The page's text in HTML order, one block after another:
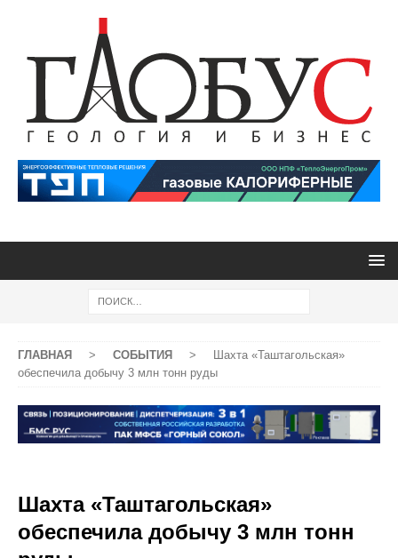
ГЛАВНАЯ > СОБЫТИЯ >
Шахта «Таштагольская»
обеспечила добычу 3 млн тонн руды
Шахта «Таштагольская»
обеспечила добычу 3 млн тонн